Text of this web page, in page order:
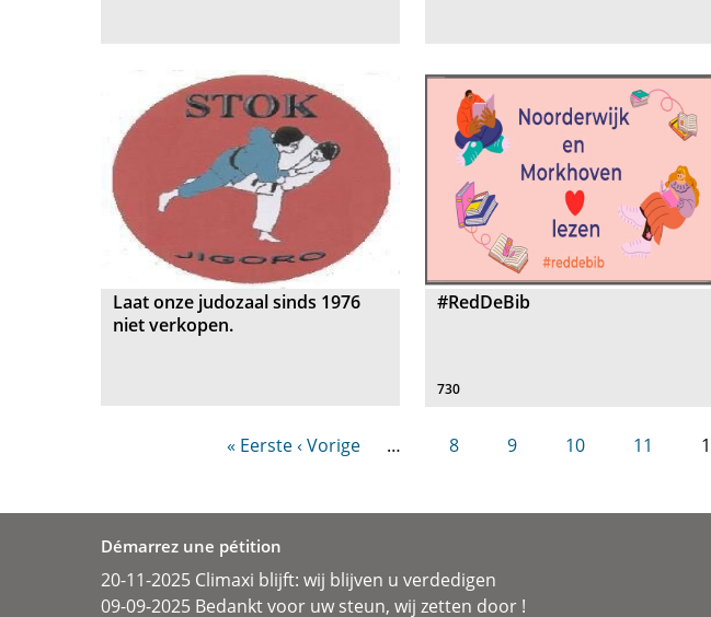
Laat onze judozaal sinds 1976
niet verkopen.
#RedDeBib
730
« Eerste ‹ Vorige … 8 9 10 11
Démarrez une pétition
20-11-2025 Climaxi blijft: wij blijven u verdedigen
09-09-2025 Bedankt voor uw steun, wij zetten door !